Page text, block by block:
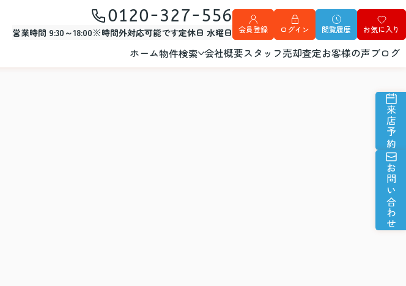
0120-327-556
営業時間 9:30～18:00※時間外対応可能です定休日 水曜日 会員登録 ログイン 閲覧履歴 お気に入り
ホーム物件検索 会社概要スタッフ売却査定お客様の声ブログ
来店予約
お問い合わせ